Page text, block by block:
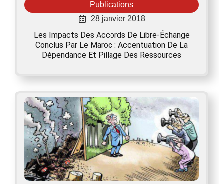
Publications
28 janvier 2018
Les Impacts Des Accords De Libre-Échange
Conclus Par Le Maroc : Accentuation De La
Dépendance Et Pillage Des Ressources